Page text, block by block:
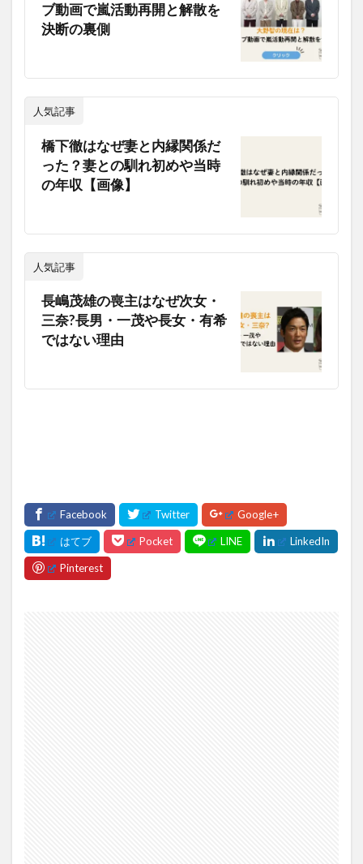
ブ動画で嵐活動再開と解散を
決断の裏側
人気記事
橋下徹はなぜ妻と内縁関係だ
った？妻との馴れ初めや当時
の年収【画像】
人気記事
長嶋茂雄の喪主はなぜ次女・
三奈?長男・一茂や長女・有希
ではない理由